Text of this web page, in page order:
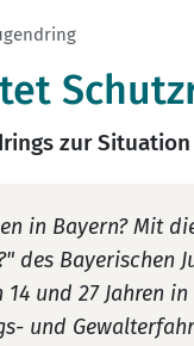
zur
in Bayern? Mit
des Bayerischen
und 27 Jahren
und